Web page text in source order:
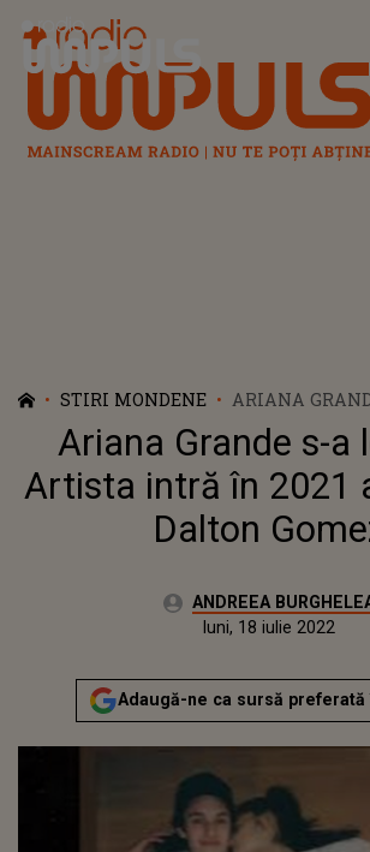
Radio Impuls
STIRI MONDENE
ARIANA
ARTISTA
ALĂTURI DE
Ariana Grande s-a
Artista intră în 2021
Dalton
Autor:ANDREEA
Actualizat:
luni, 18 iulie 2022
Adaugă-ne ca sursă preferată